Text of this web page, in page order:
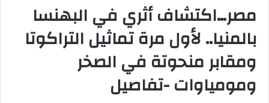
مصر…اكتشاف أثري في البهنسا
بالمنيا.. لأول مرة تماثيل التراكوتا
ومقابر منحوتة في الصخر
ومومياوات -تفاصيل